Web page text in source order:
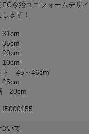
FC今治ユニフォームデザ
ます！
ト 45～46cm
IB000155
いて